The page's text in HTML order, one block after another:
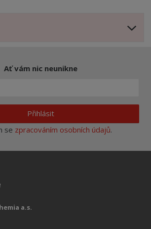
Ať vám nic neunikne
Přihlásit
se zpracováním osobních údajů.
a.s.